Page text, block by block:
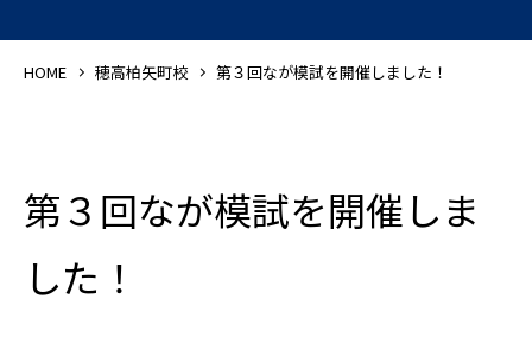
HOME 穂高柏矢町校 第３回なが模試を開催しました！
第３回なが模試を開催しま
した！